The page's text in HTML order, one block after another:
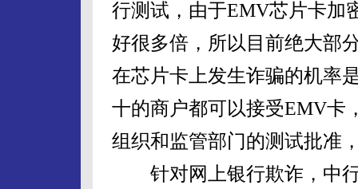
行测试，由于EMV芯片卡加
好很多倍，所以目前绝大部
在芯片卡上发生诈骗的机率
十的商户都可以接受EMV卡
组织和监管部门的测试批准
针对网上银行欺诈，中行